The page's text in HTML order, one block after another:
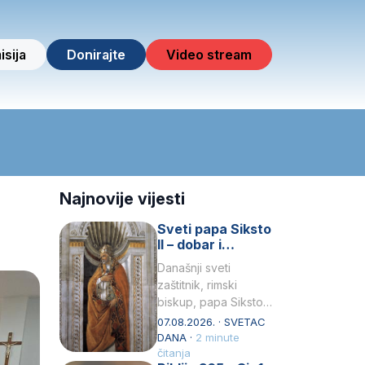
Donirajte Video stream
Najnovije vijesti
Sveti papa Siksto
II – dobar i
miroljubiv pastir
Današnji sveti
zaštitnik, rimski
biskup, papa Siksto
(Sixtus) II, prema
knjizi Liber
Pontificalis bio je
07.08.2026. · SVETAC
DANA · 2 minute
čitanja